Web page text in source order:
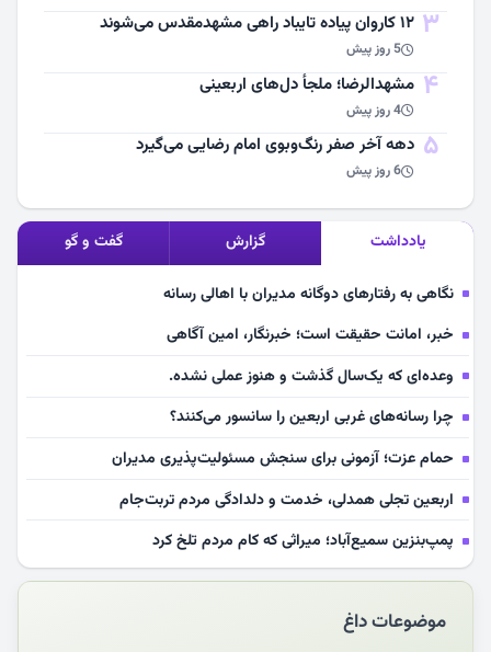
3 ۱۲ کاروان پیاده تایباد راهی مشهدمقدس می‌شوند
5 روز پیش
4 مشهد‌الرضا؛ ملجأ دل‌های اربعینی
4 روز پیش
5 دهه آخر صفر رنگ‌وبوی امام رضایی می‌گیرد
6 روز پیش
یادداشت گزارش گفت و گو
نگاهی به رفتارهای دوگانه مدیران با اهالی رسانه
خبر، امانت حقیقت است؛ خبرنگار، امین آگاهی
وعده‌ای که یک‌سال گذشت و هنوز عملی نشده.
چرا رسانه‌های غربی اربعین را سانسور می‌کنند؟
حمام عزت؛ آزمونی برای سنجش مسئولیت‌پذیری مدیران
اربعین تجلی همدلی، خدمت و دلدادگی مردم تربت‌جام
پمپ‌بنزین سمیع‌آباد؛ میراثی که کام مردم تلخ کرد
سلامت آینده‌سازان فوتبال قربانی بی‌توجهی مسئولان
بازخوانی رسانه‌ای اندیشه رهبر شهید
موضوعات داغ